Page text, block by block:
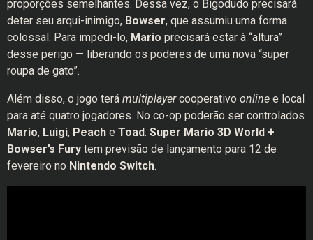
proporções semelhantes. Dessa vez, o Bigodudo precisará
deter seu arqui-inimigo, Bowser, que assumiu uma forma
colossal. Para impedi-lo, Mario precisará estar à “altura”
desse perigo — liberando os poderes de uma nova “super
roupa de gato”.
Além disso, o jogo terá multiplayercooperativo online e local
para até quatro jogadores. No co-op poderão ser controlados
Mario, Luigi, Peach e Toad. Super Mario 3D World +
Bowser’s Fury tem previsão de lançamento para 12 de
fevereiro no Nintendo Switch.